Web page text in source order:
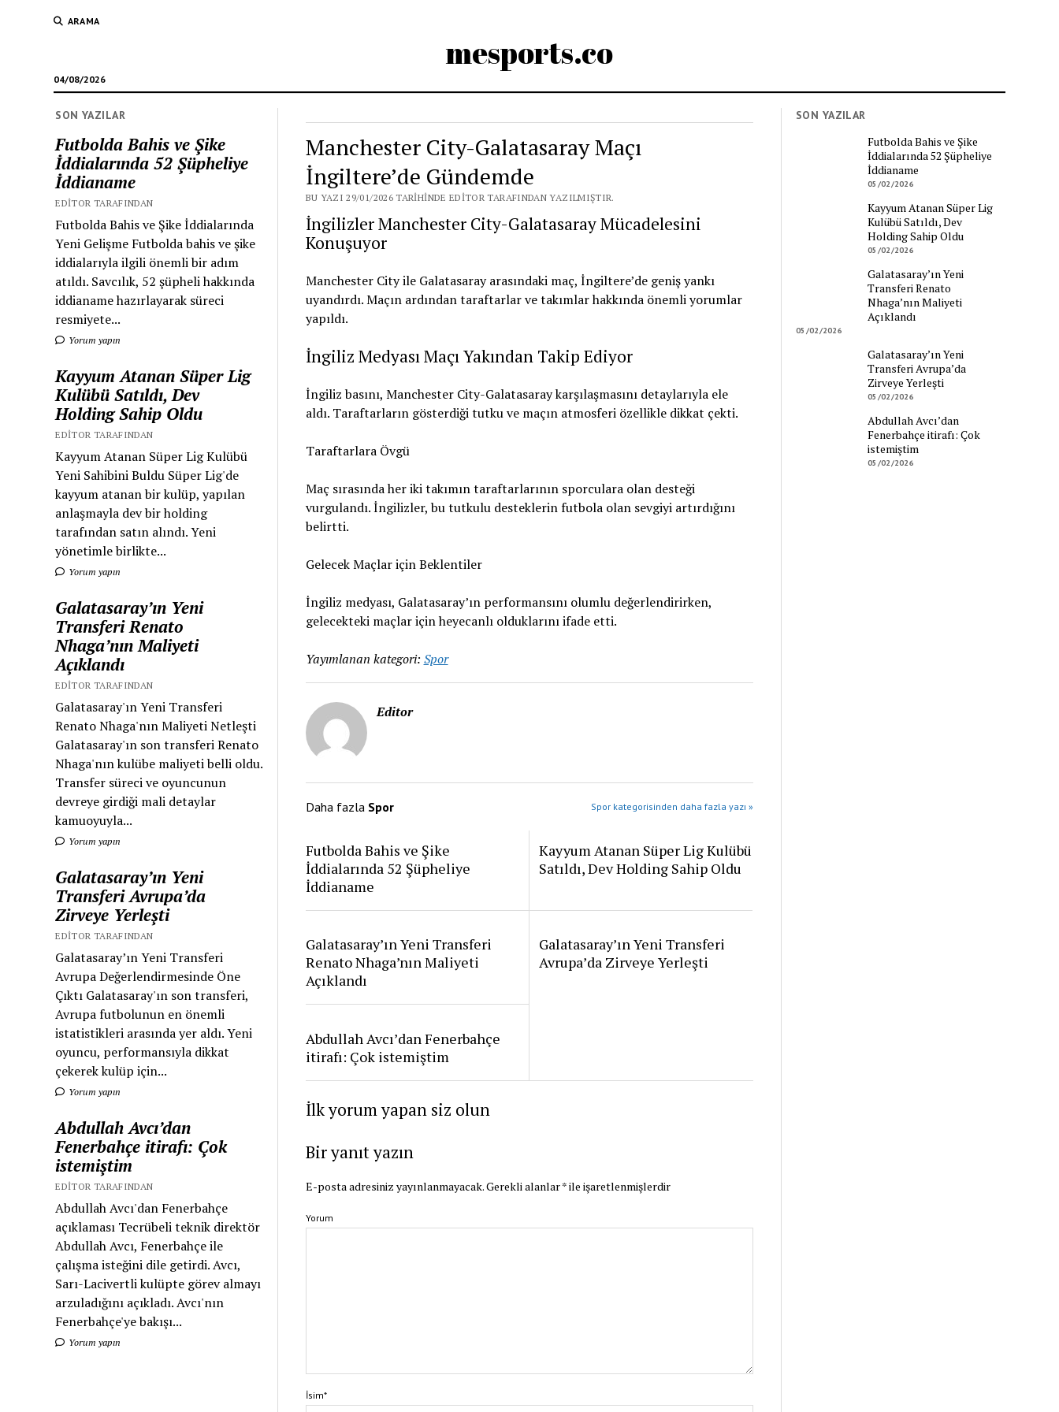
ARAMA
mesports.co
04/08/2026
SON YAZILAR
Futbolda Bahis ve Şike
İddialarında 52 Şüpheliye
İddianame
EDITOR TARAFINDAN
Futbolda Bahis ve Şike İddialarında
Yeni Gelişme Futbolda bahis ve şike
iddialarıyla ilgili önemli bir adım
atıldı. Savcılık, 52 şüpheli hakkında
iddianame hazırlayarak süreci
resmiyete...
Yorum yapın
Kayyum Atanan Süper Lig
Kulübü Satıldı, Dev
Holding Sahip Oldu
EDITOR TARAFINDAN
Kayyum Atanan Süper Lig Kulübü
Yeni Sahibini Buldu Süper Lig'de
kayyum atanan bir kulüp, yapılan
anlaşmayla dev bir holding
tarafından satın alındı. Yeni
yönetimle birlikte...
Yorum yapın
Galatasaray’ın Yeni
Transferi Renato
Nhaga’nın Maliyeti
Açıklandı
EDITOR TARAFINDAN
Galatasaray'ın Yeni Transferi
Renato Nhaga'nın Maliyeti Netleşti
Galatasaray'ın son transferi Renato
Nhaga'nın kulübe maliyeti belli oldu.
Transfer süreci ve oyuncunun
devreye girdiği mali detaylar
kamuoyuyla...
Yorum yapın
Galatasaray’ın Yeni
Transferi Avrupa’da
Zirveye Yerleşti
EDITOR TARAFINDAN
Galatasaray’ın Yeni Transferi
Avrupa Değerlendirmesinde Öne
Çıktı Galatasaray'ın son transferi,
Avrupa futbolunun en önemli
istatistikleri arasında yer aldı. Yeni
oyuncu, performansıyla dikkat
çekerek kulüp için...
Yorum yapın
Abdullah Avcı’dan
Fenerbahçe itirafı: Çok
istemiştim
EDITOR TARAFINDAN
Abdullah Avcı'dan Fenerbahçe
açıklaması Tecrübeli teknik direktör
Abdullah Avcı, Fenerbahçe ile
çalışma isteğini dile getirdi. Avcı,
Sarı-Lacivertli kulüpte görev almayı
arzuladığını açıkladı. Avcı'nın
Fenerbahçe'ye bakışı...
Yorum yapın
Manchester City-Galatasaray Maçı
İngiltere’de Gündemde
BU YAZI 29/01/2026 TARIHINDE EDITOR TARAFINDAN YAZILMIŞTIR.
İngilizler Manchester City-Galatasaray Mücadelesini
Konuşuyor
Manchester City ile Galatasaray arasındaki maç, İngiltere’de geniş yankı
uyandırdı. Maçın ardından taraftarlar ve takımlar hakkında önemli yorumlar
yapıldı.
İngiliz Medyası Maçı Yakından Takip Ediyor
İngiliz basını, Manchester City-Galatasaray karşılaşmasını detaylarıyla ele
aldı. Taraftarların gösterdiği tutku ve maçın atmosferi özellikle dikkat çekti.
Taraftarlara Övgü
Maç sırasında her iki takımın taraftarlarının sporculara olan desteği
vurgulandı. İngilizler, bu tutkulu desteklerin futbola olan sevgiyi artırdığını
belirtti.
Gelecek Maçlar için Beklentiler
İngiliz medyası, Galatasaray’ın performansını olumlu değerlendirirken,
gelecekteki maçlar için heyecanlı olduklarını ifade etti.
Yayımlanan kategori: Spor
Editor
Daha fazla Spor Spor kategorisinden daha fazla yazı »
Futbolda Bahis ve Şike
İddialarında 52 Şüpheliye
İddianame
Kayyum Atanan Süper Lig Kulübü
Satıldı, Dev Holding Sahip Oldu
Galatasaray’ın Yeni Transferi
Renato Nhaga’nın Maliyeti
Açıklandı
Galatasaray’ın Yeni Transferi
Avrupa’da Zirveye Yerleşti
Abdullah Avcı’dan Fenerbahçe
itirafı: Çok istemiştim
İlk yorum yapan siz olun
Bir yanıt yazın
E-posta adresiniz yayınlanmayacak.Gerekli alanlar*ile işaretlenmişlerdir
Yorum
İsim*
SON YAZILAR
Futbolda Bahis ve Şike
İddialarında 52 Şüpheliye
İddianame
05/02/2026
Kayyum Atanan Süper Lig
Kulübü Satıldı, Dev
Holding Sahip Oldu
05/02/2026
Galatasaray’ın Yeni
Transferi Renato
Nhaga’nın Maliyeti
Açıklandı
05/02/2026
Galatasaray’ın Yeni
Transferi Avrupa’da
Zirveye Yerleşti
05/02/2026
Abdullah Avcı’dan
Fenerbahçe itirafı: Çok
istemiştim
05/02/2026